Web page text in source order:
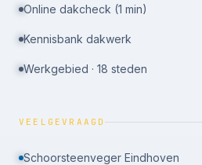
Online dakcheck (1 min)
Kennisbank dakwerk
Werkgebied · 18 steden
VEELGEVRAAGD
Schoorsteenveger Eindhoven